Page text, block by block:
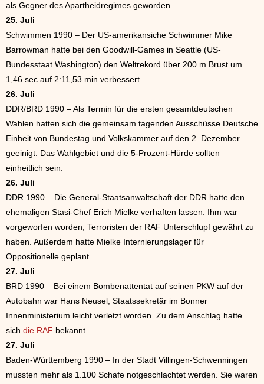
als Gegner des Apartheidregimes geworden.
25. Juli
Schwimmen 1990 – Der US-amerikansiche Schwimmer Mike
Barrowman hatte bei den Goodwill-Games in Seattle (US-
Bundesstaat Washington) den Weltrekord über 200 m Brust um
1,46 sec auf 2:11,53 min verbessert.
26. Juli
DDR/BRD 1990 – Als Termin für die ersten gesamtdeutschen
Wahlen hatten sich die gemeinsam tagenden Ausschüsse Deutsche
Einheit von Bundestag und Volkskammer auf den 2. Dezember
geeinigt. Das Wahlgebiet und die 5-Prozent-Hürde sollten
einheitlich sein.
26. Juli
DDR 1990 – Die General-Staatsanwaltschaft der DDR hatte den
ehemaligen Stasi-Chef Erich Mielke verhaften lassen. Ihm war
vorgeworfen worden, Terroristen der RAF Unterschlupf gewährt zu
haben. Außerdem hatte Mielke Internierungslager für
Oppositionelle geplant.
27. Juli
BRD 1990 – Bei einem Bombenattentat auf seinen PKW auf der
Autobahn war Hans Neusel, Staatssekretär im Bonner
Innenministerium leicht verletzt worden. Zu dem Anschlag hatte
sich die RAF bekannt.
27. Juli
Baden-Württemberg 1990 – In der Stadt Villingen-Schwenningen
mussten mehr als 1.100 Schafe notgeschlachtet werden. Sie waren